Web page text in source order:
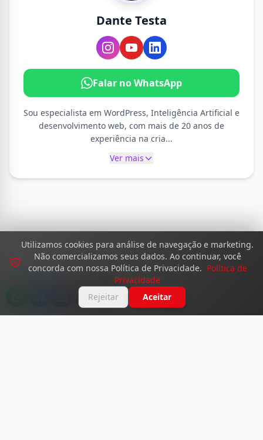
Dante Testa
Falar no WhatsApp
Sou especialista em WordPress, Inteligência Artificial e
desenvolvimento web, com mais de 20 anos de
experiência na cria...
Ver mais
Utilizamos cookies para análise de navegação e marketing.
Não comercializamos seus dados. Ao continuar, você
concorda com nossa Política de Privacidade. Política de
Privacidade
Rejeitar
Aceitar